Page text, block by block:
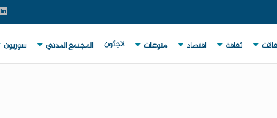
ثقافة اقتصاد منوعات لاجئون المجتمع المدني سوريون